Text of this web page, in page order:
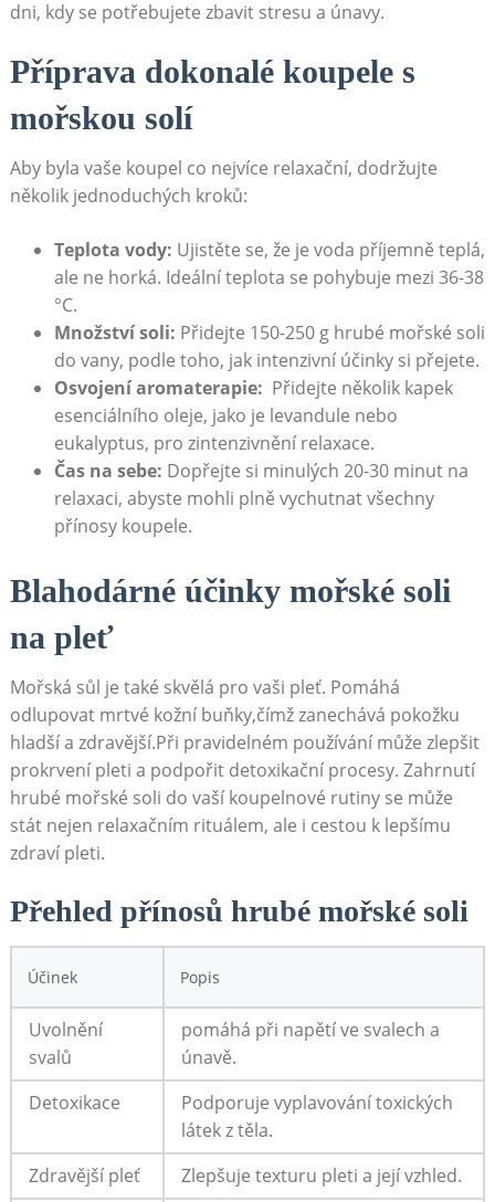
dni, kdy se potřebujete zbavit stresu a únavy.
Příprava dokonalé koupele ‍s
mořskou solí
Aby byla vaše koupel co nejvíce relaxační, dodržujte
několik jednoduchých⁤ kroků:
Teplota vody: Ujistěte se, že je voda příjemně teplá,
ale ne⁣ horká. Ideální teplota se pohybuje mezi 36-38
°C.
Množství soli: Přidejte 150-250 ⁢g hrubé mořské soli
do vany, podle toho, jak intenzivní účinky si přejete.
Osvojení aromaterapie: ‌ Přidejte‌ několik kapek
esenciálního oleje, jako je levandule nebo
eukalyptus, pro zintenzivnění relaxace.
Čas na sebe: Dopřejte si‌ minulých 20-30 minut na
relaxaci, abyste mohli plně vychutnat všechny
přínosy koupele.
Blahodárné účinky mořské soli
na pleť
Mořská sůl je také skvělá pro vaši pleť. Pomáhá
odlupovat mrtvé kožní buňky,čímž zanechává pokožku⁣
hladší a zdravější.Při pravidelném používání může zlepšit
prokrvení pleti a podpořit detoxikační procesy. Zahrnutí
hrubé mořské soli do⁣ vaší koupelnové rutiny se může
⁣stát nejen relaxačním rituálem, ale i cestou k lepšímu
zdraví pleti.
Přehled přínosů hrubé mořské soli
Účinek Popis
Uvolnění
svalů
pomáhá při napětí ve svalech‌ a
únavě.
Detoxikace
Podporuje vyplavování toxických‍
látek z těla.
Zdravější pleť
Zlepšuje texturu pleti a její vzhled.